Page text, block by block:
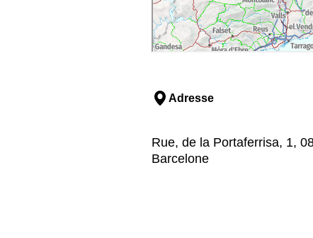
Adresse
Rue, de la Portaferrisa, 1,
Barcelone